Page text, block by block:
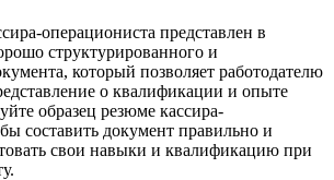
операциониста представлен в
структурированного и
который позволяет работодателю
о квалификации и опыте
образец резюме кассира-
составить документ правильно и
свои навыки и квалификацию при